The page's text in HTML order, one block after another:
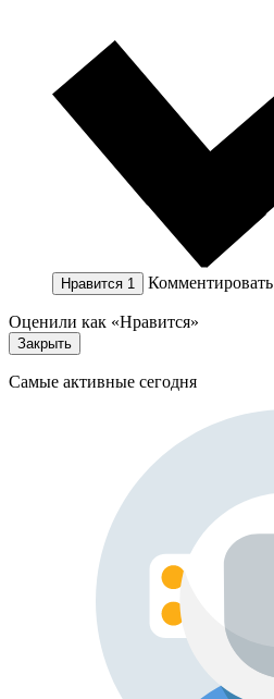
Нравится 1 Комментировать
Оценили как «Нравится»
Закрыть
Самые активные сегодня